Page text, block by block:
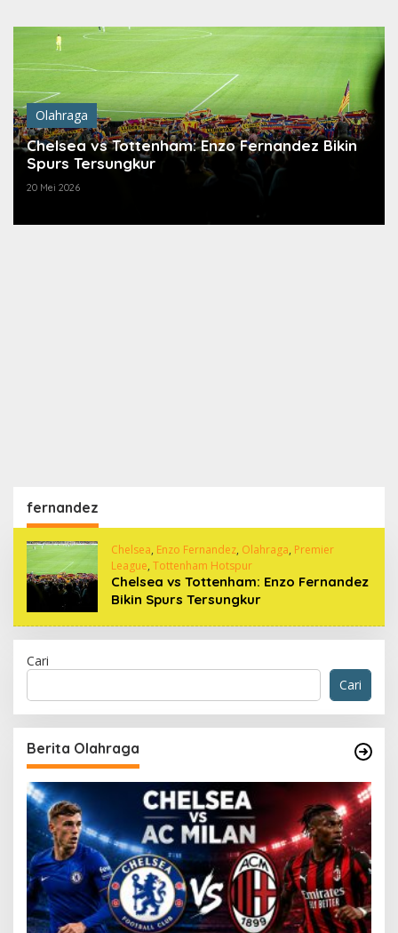
Olahraga
Chelsea vs Tottenham: Enzo Fernandez Bikin
Spurs Tersungkur
20 Mei 2026
fernandez
Chelsea, Enzo Fernandez, Olahraga, Premier
League, Tottenham Hotspur
Chelsea vs Tottenham: Enzo Fernandez
Bikin Spurs Tersungkur
Cari
Cari
Berita Olahraga